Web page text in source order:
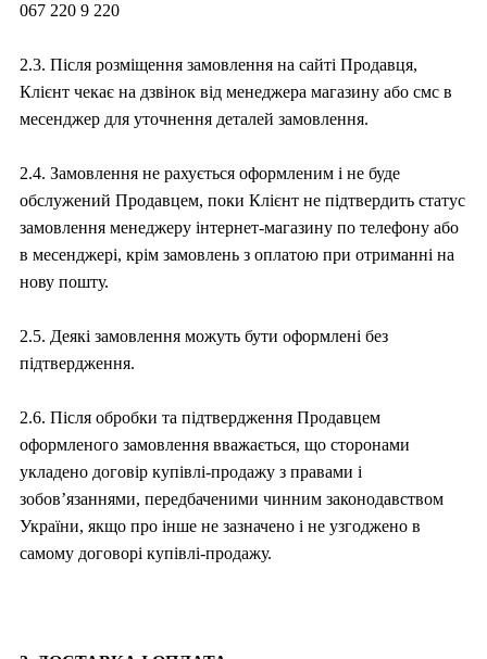
067 220 9 220
2.3. Після розміщення замовлення на сайті Продавця,
Клієнт чекає на дзвінок від менеджера магазину або смс в
месенджер для уточнення деталей замовлення.
2.4. Замовлення не рахується оформленим і не буде
обслужений Продавцем, поки Клієнт не підтвердить статус
замовлення менеджеру інтернет-магазину по телефону або
в месенджері, крім замовлень з оплатою при отриманні на
нову пошту.
2.5. Деякі замовлення можуть бути оформлені без
підтвердження.
2.6. Після обробки та підтвердження Продавцем
оформленого замовлення вважається, що сторонами
укладено договір купівлі-продажу з правами і
зобов’язаннями, передбаченими чинним законодавством
України, якщо про інше не зазначено і не узгоджено в
самому договорі купівлі-продажу.